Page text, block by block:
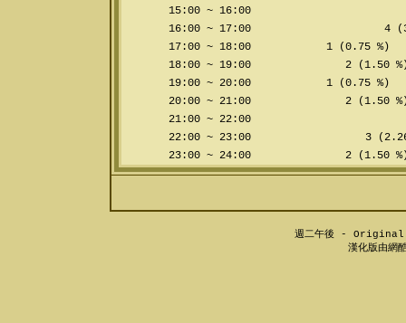
15:00 ~ 16:00
16:00 ~ 17:00
4
17:00 ~ 18:00
1 (0.75 %)
18:00 ~ 19:00
2 (1.50
19:00 ~ 20:00
1 (0.75 %)
20:00 ~ 21:00
2 (1.50
21:00 ~ 22:00
22:00 ~ 23:00
3
23:00 ~ 24:00
2 (1.50
週二午後 -
漢化版由